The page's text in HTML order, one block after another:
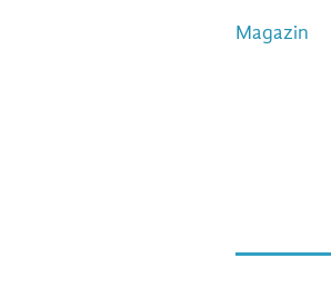
Magazin